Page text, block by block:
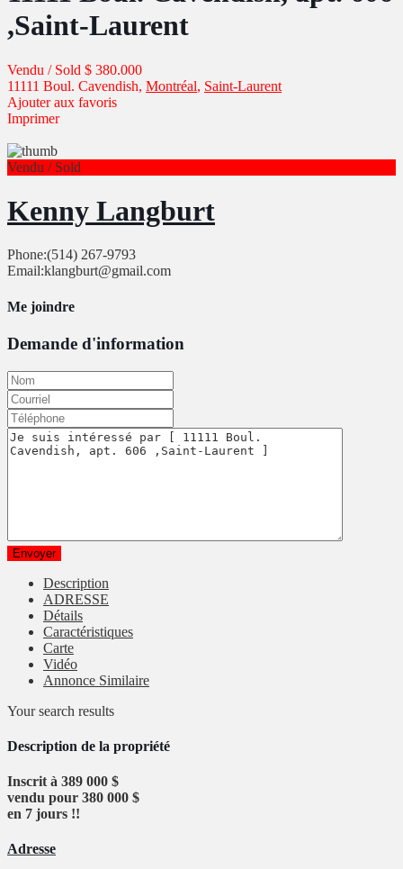
,Saint-Laurent
Vendu / Sold $ 380.000
11111 Boul. Cavendish, Montréal, Saint-Laurent
Ajouter aux favoris
Imprimer
Vendu / Sold
Kenny Langburt
Phone:(514) 267-9793
Email:klangburt@gmail.com
Me joindre
Demande d'information
Description
ADRESSE
Détails
Caractéristiques
Carte
Vidéo
Annonce Similaire
Your search results
Description de la propriété
Inscrit à 389 000 $
vendu pour 380 000 $
en 7 jours !!
Adresse